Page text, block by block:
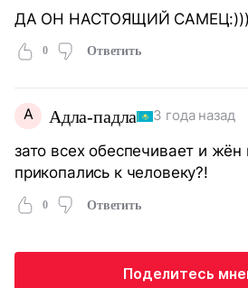
ДА ОН НАСТОЯЩИЙ
0 Ответить
А Адла-падла 3 года назад
зато всех обеспечивает и
прикопались к человеку?!
0 Ответить
Поделитесь